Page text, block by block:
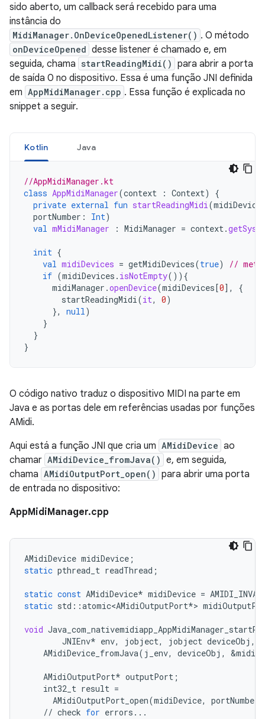
sido aberto, um callback será recebido para uma
instância do
MidiManager.OnDeviceOpenedListener() . O método
onDeviceOpened desse listener é chamado e, em
seguida, chama startReadingMidi() para abrir a porta
de saída 0 no dispositivo. Essa é uma função JNI definida
em AppMidiManager.cpp . Essa função é explicada no
snippet a seguir.
Kotlin Java
//AppMidiManager.kt
class AppMidiManager(context : Context)
{
private external fun startReadingMidi(midiDevice
portNumber : Int)
val mMidiManager : MidiManager = context.
init {
val midiDevices = getMidiDevices(true)
//
if (midiDevices . isNotEmpty()){
midiManager .openDevice(midiDevices [0] ,
{
startReadingMidi(it, 0)
},
null)
}
}
}
O código nativo traduz o dispositivo MIDI na parte em
Java e as portas dele em referências usadas por funções
AMidi.
Aqui está a função JNI que cria um AMidiDevice ao
chamar AMidiDevice_fromJava() e, em seguida,
chama AMidiOutputPort_open() para abrir uma porta
de entrada no dispositivo:
AppMidiManager.cpp
AMidiDevice midiDevice ;
static pthread_t readThread ;
static const AMidiDevice* midiDevice =
static std ::atomic<AMidiOutputPort*>
void
JNIEnv* env, jobject, jobject deviceObj ,
AMidiDevice_fromJava( j_env, deviceObj , &
AMidiOutputPort* outputPort ;
int32_t result =
AMidiOutputPort_open(midiDevice, portNumber
// check for errors ...